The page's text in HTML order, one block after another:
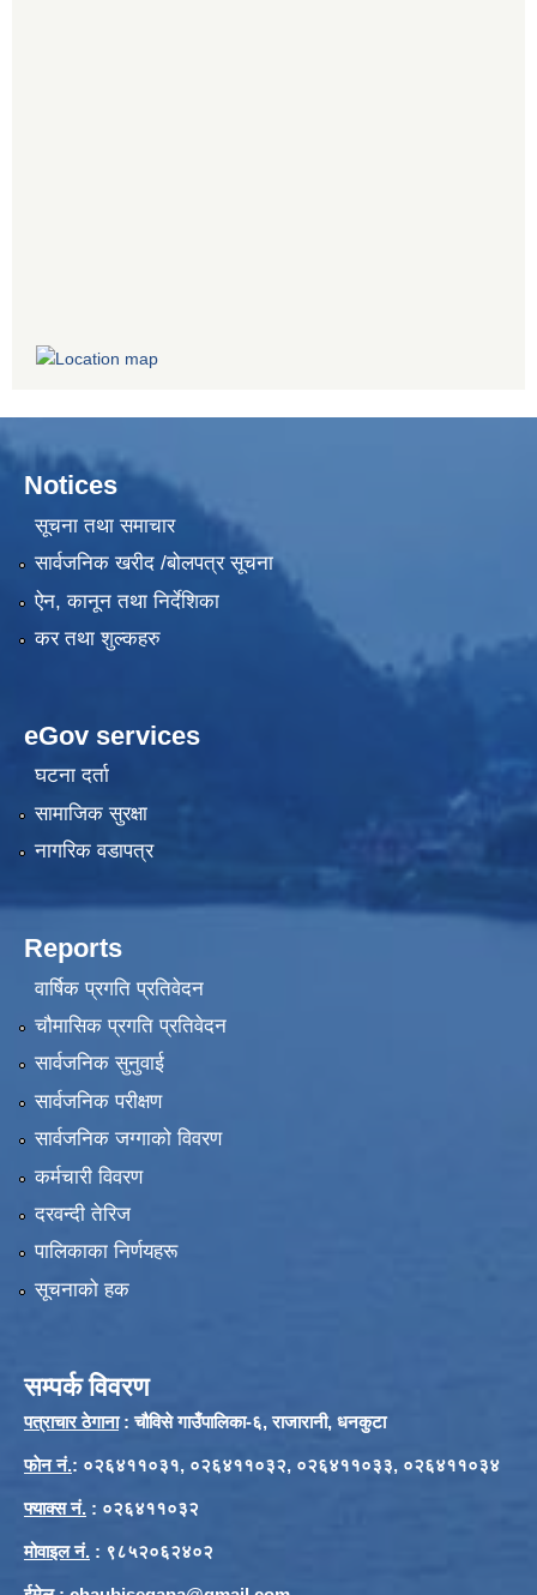
Notices
सूचना तथा समाचार
सार्वजनिक खरीद /बोलपत्र सूचना
ऐन, कानून तथा निर्देशिका
कर तथा शुल्कहरु
eGov services
घटना दर्ता
सामाजिक सुरक्षा
नागरिक वडापत्र
Reports
वार्षिक प्रगति प्रतिवेदन
चौमासिक प्रगति प्रतिवेदन
सार्वजनिक सुनुवाई
सार्वजनिक परीक्षण
सार्वजनिक जग्गाको विवरण
कर्मचारी विवरण
दरवन्दी तेरिज
पालिकाका निर्णयहरू
सूचनाको हक
सम्पर्क विवरण
पत्राचार ठेगाना: चौविसे गाउँपालिका-६, राजारानी, धनकुटा
फाेन नं.: ०२६४११०३१, ०२६४११०३२, ०२६४११०३३, ०२६४११०३४
फ्याक्स नं. : ०२६४११०३२
मोवाइल नं. : ९८५२०६२४०२